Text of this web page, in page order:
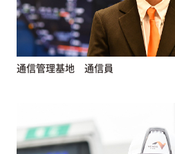
通信管理基地 通信員